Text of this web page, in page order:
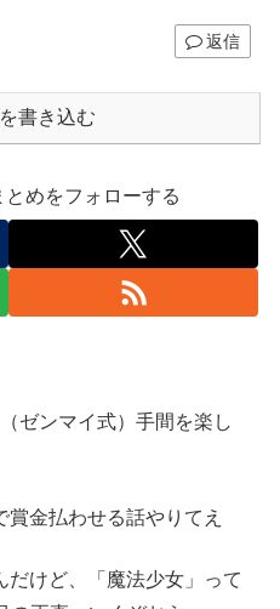
返信
書き込む
めをフォローする
ゼンマイ式）手間を楽し
金払わせる話やりてえ
だけど、「魔法少女」って